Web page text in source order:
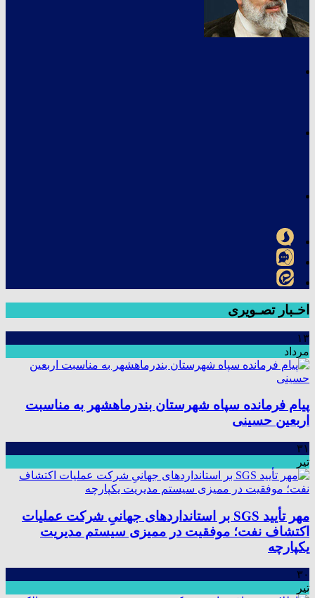
اخـبار تصـویری
۱۳
مرداد
پیام فرمانده سپاه شهرستان بندرماهشهر به مناسبت
اربعین حسینی
۳۱
تیر
مهر تأیید SGS بر استانداردهای جهانیِ شرکت عملیات
اکتشاف نفت؛ موفقیت در ممیزی سیستم مدیریت
یکپارچه
۳۰
تیر